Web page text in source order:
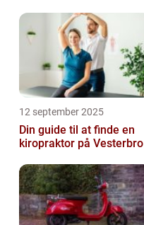
12 september 2025
Din guide til at finde en
kiropraktor på Vesterbro